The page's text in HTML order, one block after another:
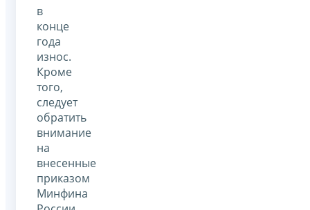
в
конце
года
износ.
Кроме
того,
следует
обратить
внимание
на
внесенные
приказом
Минфина